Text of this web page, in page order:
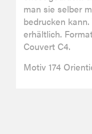
man sie selber
bedrucken
erhältlich.
Couvert C4.
Motiv 174